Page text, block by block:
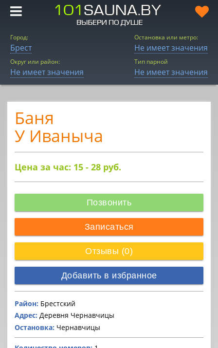
Город:
Брест
Округ или район:
Не имеет значения
Остановка или метро:
Не имеет значения
Тип парной
Не имеет значения
Баня
У Иваныча
Цена за час: 15 - 28 руб.
Позвонить
Записаться
Отзывы (0)
Добавить в избранное
Район: Брестский
Адрес: Деревня Чернавчицы
Остановка: Чернавчицы